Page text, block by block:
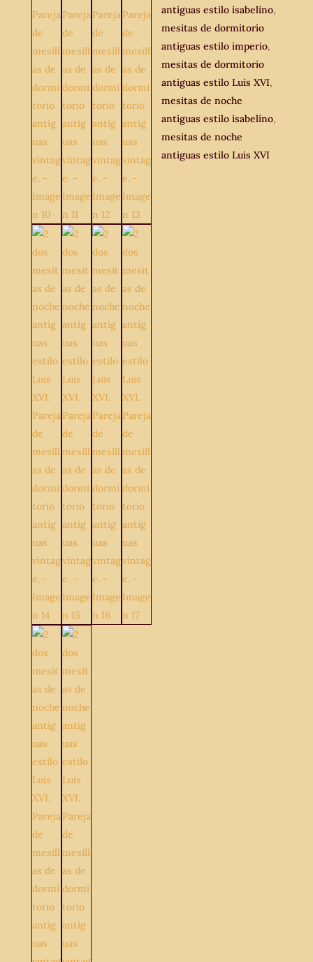
cantidad
antiguas estilo isabelino,
mesitas de dormitorio
antiguas estilo imperio,
mesitas de dormitorio
antiguas estilo Luis XVI,
mesitas de noche
antiguas estilo isabelino,
mesitas de noche
antiguas estilo Luis XVI